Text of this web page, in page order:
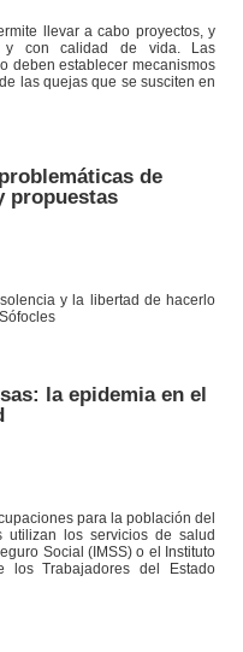
llevar a cabo proyectos, y
y con calidad de vida. Las
deben establecer mecanismos
las quejas que se susciten en
de
propuestas
y la libertad de hacerlo
la epidemia en el
para la población del
utilizan los servicios de salud
Social (IMSS) o el Instituto
los Trabajadores del Estado